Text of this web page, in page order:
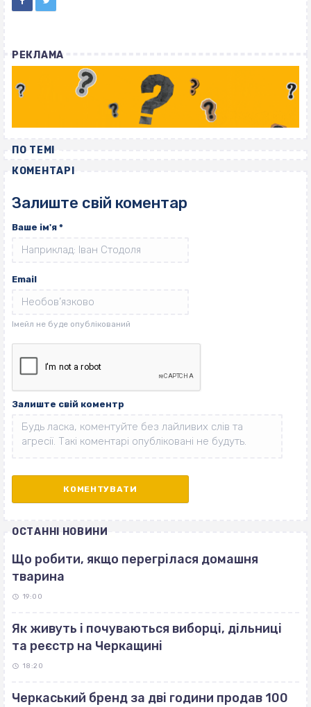
РЕКЛАМА
ПО ТЕМІ
КОМЕНТАРІ
Залиште свій коментар
Ваше ім'я *
Email
Залиште свій коментр
ОСТАННІ НОВИНИ
Що робити, якщо перегрілася домашня
тварина
19:00
Як живуть і почуваються виборці, дільниці
та реєстр на Черкащині
18:20
Черкаський бренд за дві години продав 100